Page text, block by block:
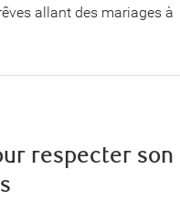
allant des mariages à
respecter son